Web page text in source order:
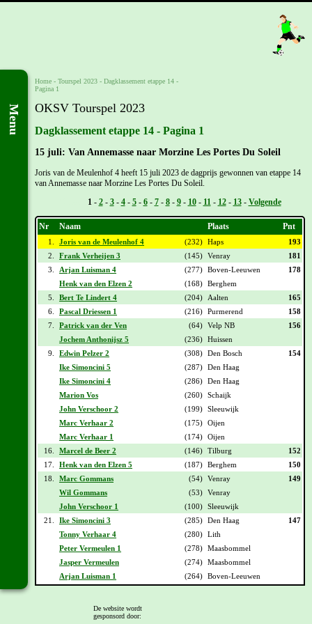
Menu
Home - Tourspel 2023 - Dagklassement etappe 14 -
Pagina 1
OKSV Tourspel 2023
Dagklassement etappe 14 - Pagina 1
15 juli: Van Annemasse naar Morzine Les Portes Du Soleil
Joris van de Meulenhof 4 heeft 15 juli 2023 de dagprijs gewonnen van etappe 14
van Annemasse naar Morzine Les Portes Du Soleil.
1- 2- 3- 4- 5- 6- 7- 8- 9- 10- 11- 12- 13- Volgende
Nr Naam Plaats Pnt
1. Joris van de Meulenhof 4 (232) Haps
193
2.
Frank Verheijen 3 (145) Venray
181
3.
Arjan Luisman 4 (277) Boven-Leeuwen
178
Henk van den Elzen 2
(168) Berghem
5.
Bert Te Lindert 4 (204) Aalten
165
6.
Pascal Driessen 1 (216) Purmerend
158
7.
Patrick van der Ven (64) Velp NB
156
Jochem Anthonijsz 5
(236) Huissen
9.
Edwin Pelzer 2 (308) Den Bosch
154
Ike Simoncini 5
(287) Den Haag
Ike Simoncini 4
(286) Den Haag
Marion Vos
(260) Schaijk
John Verschoor 2
(199) Sleeuwijk
Marc Verhaar 2
(175) Oijen
Marc Verhaar 1
(174) Oijen
16.
Marcel de Beer 2 (146) Tilburg
152
17.
Henk van den Elzen 5 (187) Berghem
150
18.
Marc Gommans (54) Venray
149
Wil Gommans
(53) Venray
John Verschoor 1
(100) Sleeuwijk
21.
Ike Simoncini 3 (285) Den Haag
147
Tonny Verhaar 4
(280) Lith
Peter Vermeulen 1
(278) Maasbommel
Jasper Vermeulen
(274) Maasbommel
Arjan Luisman 1
(264) Boven-Leeuwen
Deze stand is onder voorbehoud!
De website wordt
gesponsord door: